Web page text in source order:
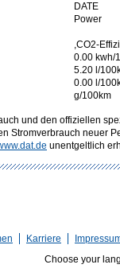
DATE
Power
,CO2-
0.00 kwh/
5.20 l/
0.00 l/
g/100km
und den offiziellen
Stromverbrauch neuer
unentgeltlich
Karriere
Choose your